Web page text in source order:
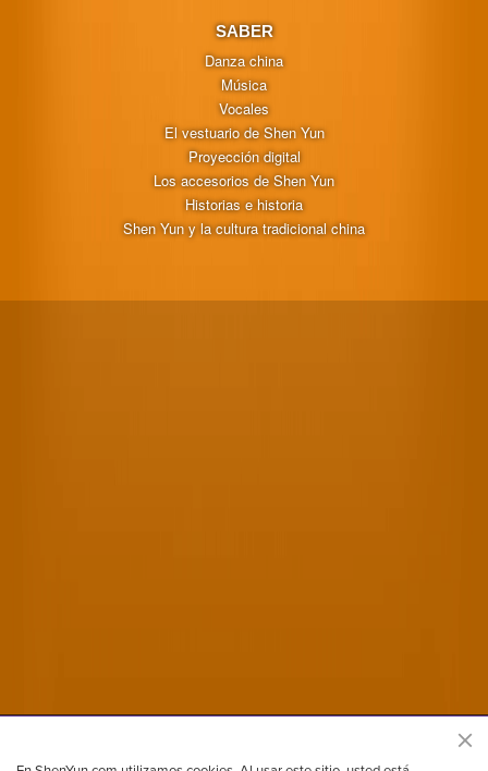
SABER
Danza china
Música
Vocales
El vestuario de Shen Yun
Proyección digital
Los accesorios de Shen Yun
Historias e historia
Shen Yun y la cultura tradicional china